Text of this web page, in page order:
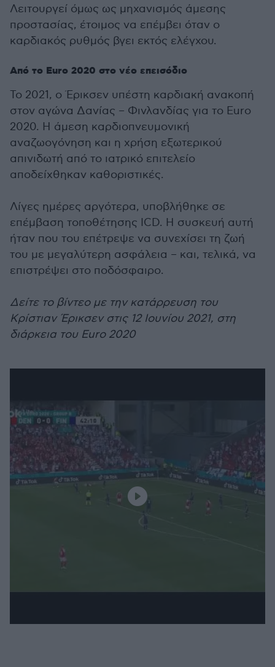
Λειτουργεί όμως ως μηχανισμός άμεσης
προστασίας, έτοιμος να επέμβει όταν ο
καρδιακός ρυθμός βγει εκτός ελέγχου.
Από το Euro 2020 στο νέο επεισόδιο
Το 2021, ο Έρικσεν υπέστη καρδιακή ανακοπή
στον αγώνα Δανίας – Φινλανδίας για το Euro
2020. Η άμεση καρδιοπνευμονική
αναζωογόνηση και η χρήση εξωτερικού
απινιδωτή από το ιατρικό επιτελείο
αποδείχθηκαν καθοριστικές.
Λίγες ημέρες αργότερα, υποβλήθηκε σε
επέμβαση τοποθέτησης ICD. Η συσκευή αυτή
ήταν που του επέτρεψε να συνεχίσει τη ζωή
του με μεγαλύτερη ασφάλεια – και, τελικά, να
επιστρέψει στο ποδόσφαιρο.
Δείτε το βίντεο με την κατάρρευση του
Κρίστιαν Έρικσεν στις 12 Ιουνίου 2021, στη
διάρκεια του Euro 2020